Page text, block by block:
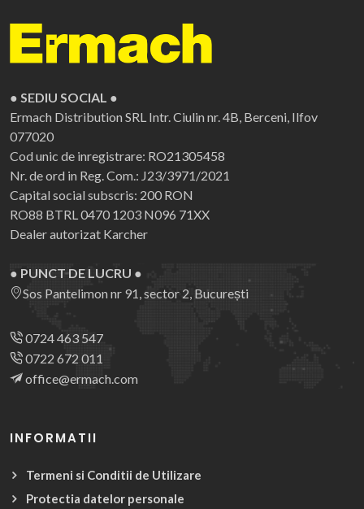
● SEDIU SOCIAL ●
Ermach Distribution SRL Intr. Ciulin nr. 4B, Berceni, Ilfov
077020
Cod unic de inregistrare: RO21305458
Nr. de ord in Reg. Com.: J23/3971/2021
Capital social subscris: 200 RON
RO88 BTRL 0470 1203 N096 71XX
Dealer autorizat Karcher
● PUNCT DE LUCRU ●
Sos Pantelimon nr 91, sector 2, București
0724 463 547
0722 672 011
office@ermach.com
INFORMATII
Termeni si Conditii de Utilizare
Protectia datelor personale